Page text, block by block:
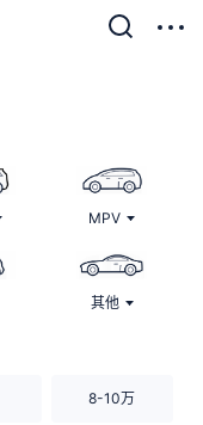
MPV
其他
8-10万